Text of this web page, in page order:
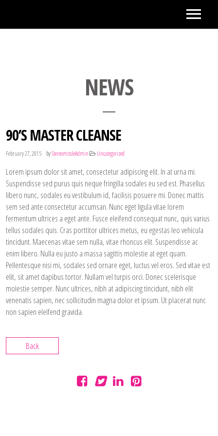
NEWS
90’S MASTER CLEANSE
February 27, 2015 byStereomissleAdmin Uncategorized
Lorem ipsum dolor sit amet, consectetur adipiscing elit. In at urna mi.
Suspendisse sed purus quis neque fringilla sodales eu sed est. Phasellus
libero nunc, sodales eu vestibulum id, facilisis posuere mi. Donec mattis
sem sed ante consectetur accumsan. Nunc eget ligula vitae lorem
fermentum ultrices a eget ante. Fusce eleifend consequat nunc, quis varius
tellus sodales quis. Cras porttitor ultrices metus, eu egestas leo vehicula
tincidunt. Maecenas vitae sem nulla, vitae rhoncus elit. Suspendisse ac
enim libero. Nulla eu justo a massa sagittis molestie at eget quam.
Pellentesque nisi mi, sodales sed ornare eget, luctus vel eros. Sed vitae est
elit, sit amet dapibus tortor. Nullam vel turpis orci. Donec scelerisque
molestie semper. Nunc ultrices, nibh at adipiscing tincidunt, nibh elit
venenatis sapien, nec sollicitudin magna dolor et ipsum. Ut placerat nunc
non sapien eleifend gravida.
Back